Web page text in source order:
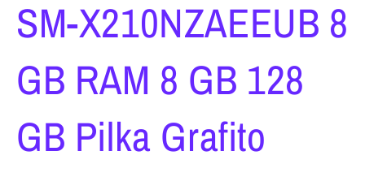
SM-X210NZAEEUB 8
GB RAM 8 GB 128
GB Pilka Grafito